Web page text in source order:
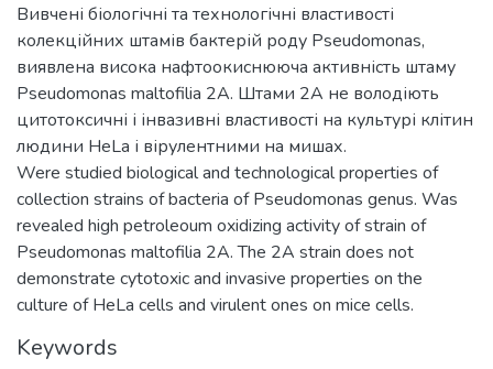
Вивчені біологічні та технологічні властивості
колекційних штамів бактерій роду Pseudomonas,
виявлена висока нафтоокиснююча активність штаму
Pseudomonas maltofilia 2А. Штами 2А не володіють
цитотоксичні і інвазивні властивості на культурі клітин
людини HeLa і вірулентними на мишах.
Were studied biological and technological properties of
collection strains of bacteria of Pseudomonas genus. Was
revealed high petroleoum oxidizing activity of strain of
Pseudomonas maltofilia 2А. The 2А strain does not
demonstrate cytotoxic and invasive properties on the
culture of HeLa cells and virulent ones on mice cells.
Keywords